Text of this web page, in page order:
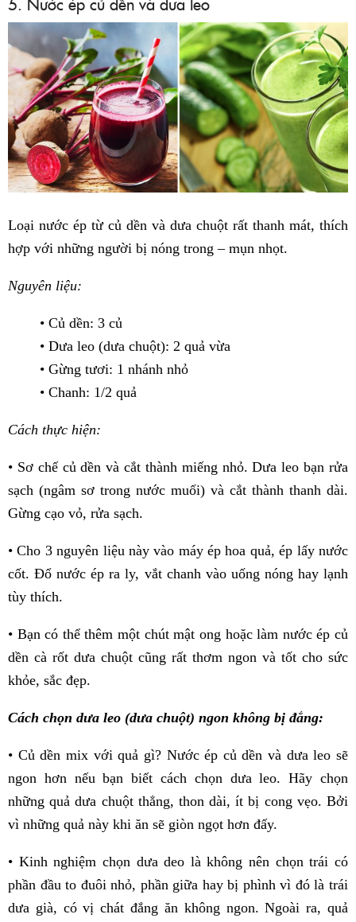
Loại nước ép từ củ dền và dưa chuột rất thanh mát, thích
hợp với những người bị nóng trong – mụn nhọt.
Nguyên liệu:
• Củ dền: 3 củ
• Dưa leo (dưa chuột): 2 quả vừa
• Gừng tươi: 1 nhánh nhỏ
• Chanh: 1/2 quả
Cách thực hiện:
• Sơ chế củ dền và cắt thành miếng nhỏ. Dưa leo bạn rửa
sạch (ngâm sơ trong nước muối) và cắt thành thanh dài.
Gừng cạo vỏ, rửa sạch.
• Cho 3 nguyên liệu này vào máy ép hoa quả, ép lấy nước
cốt. Đổ nước ép ra ly, vắt chanh vào uống nóng hay lạnh
tùy thích.
• Bạn có thể thêm một chút mật ong hoặc làm nước ép củ
dền cà rốt dưa chuột cũng rất thơm ngon và tốt cho sức
khỏe, sắc đẹp.
Cách chọn dưa leo (dưa chuột) ngon không bị đắng:
• Củ dền mix với quả gì? Nước ép củ dền và dưa leo sẽ
ngon hơn nếu bạn biết cách chọn dưa leo. Hãy chọn
những quả dưa chuột thẳng, thon dài, ít bị cong vẹo. Bởi
vì những quả này khi ăn sẽ giòn ngọt hơn đấy.
• Kinh nghiệm chọn dưa deo là không nên chọn trái có
phần đầu to đuôi nhỏ, phần giữa hay bị phình vì đó là trái
dưa già, có vị chát đắng ăn không ngon. Ngoài ra, quả